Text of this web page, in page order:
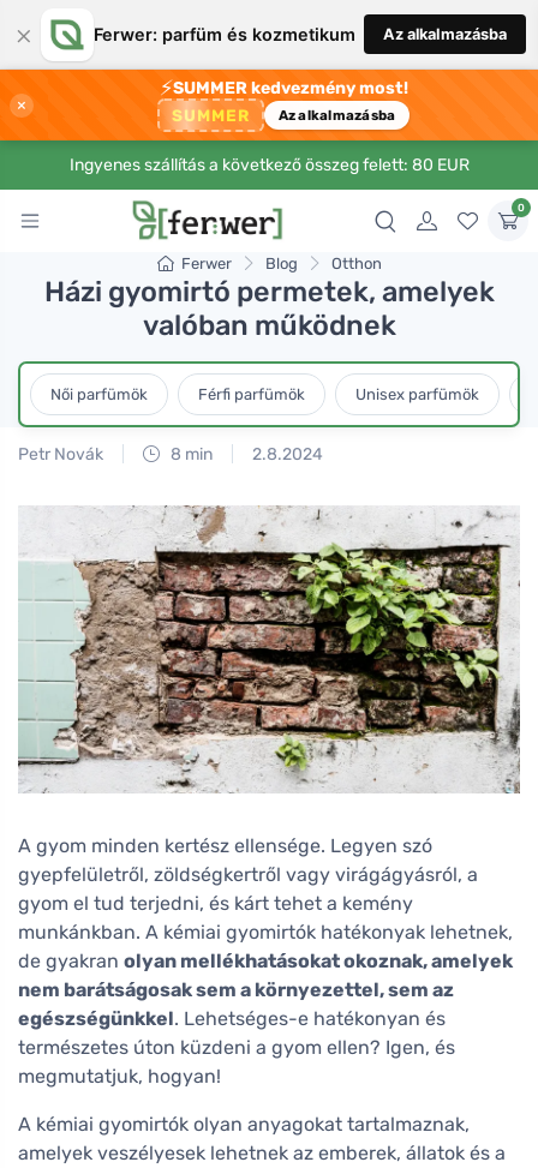
× Ferwer: parfüm és kozmetikum Az alkalmazásba
×
⚡SUMMER kedvezmény most!
SUMMER Az alkalmazásba
Ingyenes szállítás a következő összeg felett: 80 EUR
0
Ferwer Blog Otthon
Házi gyomirtó permetek, amelyek
valóban működnek
Női parfümök Férfi parfümök Unisex parfümök
Petr Novák 8 min 2.8.2024
A gyom minden kertész ellensége. Legyen szó
gyepfelületről, zöldségkertről vagy virágágyásról, a
gyom el tud terjedni, és kárt tehet a kemény
munkánkban. A kémiai gyomirtók hatékonyak lehetnek,
de gyakran olyan mellékhatásokat okoznak, amelyek
nem barátságosak sem a környezettel, sem az
egészségünkkel. Lehetséges-e hatékonyan és
természetes úton küzdeni a gyom ellen? Igen, és
megmutatjuk, hogyan!
A kémiai gyomirtók olyan anyagokat tartalmaznak,
amelyek veszélyesek lehetnek az emberek, állatok és a